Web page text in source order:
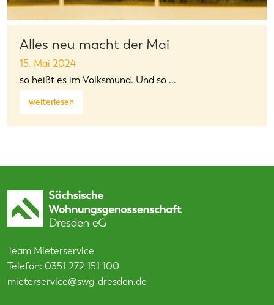
Alles neu macht der Mai
15. Mai 2024
so heißt es im Volksmund. Und so ...
weiterlesen
Team Mieterservice
Telefon: 0351 272 151 100
mieterservice@swg-dresden.de